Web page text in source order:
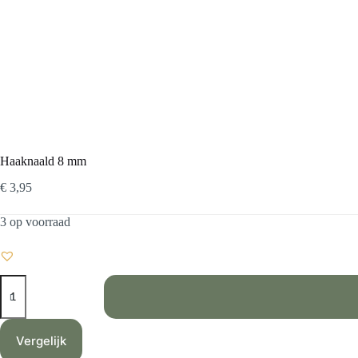
Haaknaald 8 mm
€ 3,95
3 op voorraad
Haaknaald
aantal
Vergelijk